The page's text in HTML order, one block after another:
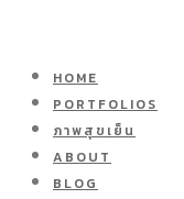
HOME
PORTFOLIOS
ภาพสุขเย็น
ABOUT
BLOG